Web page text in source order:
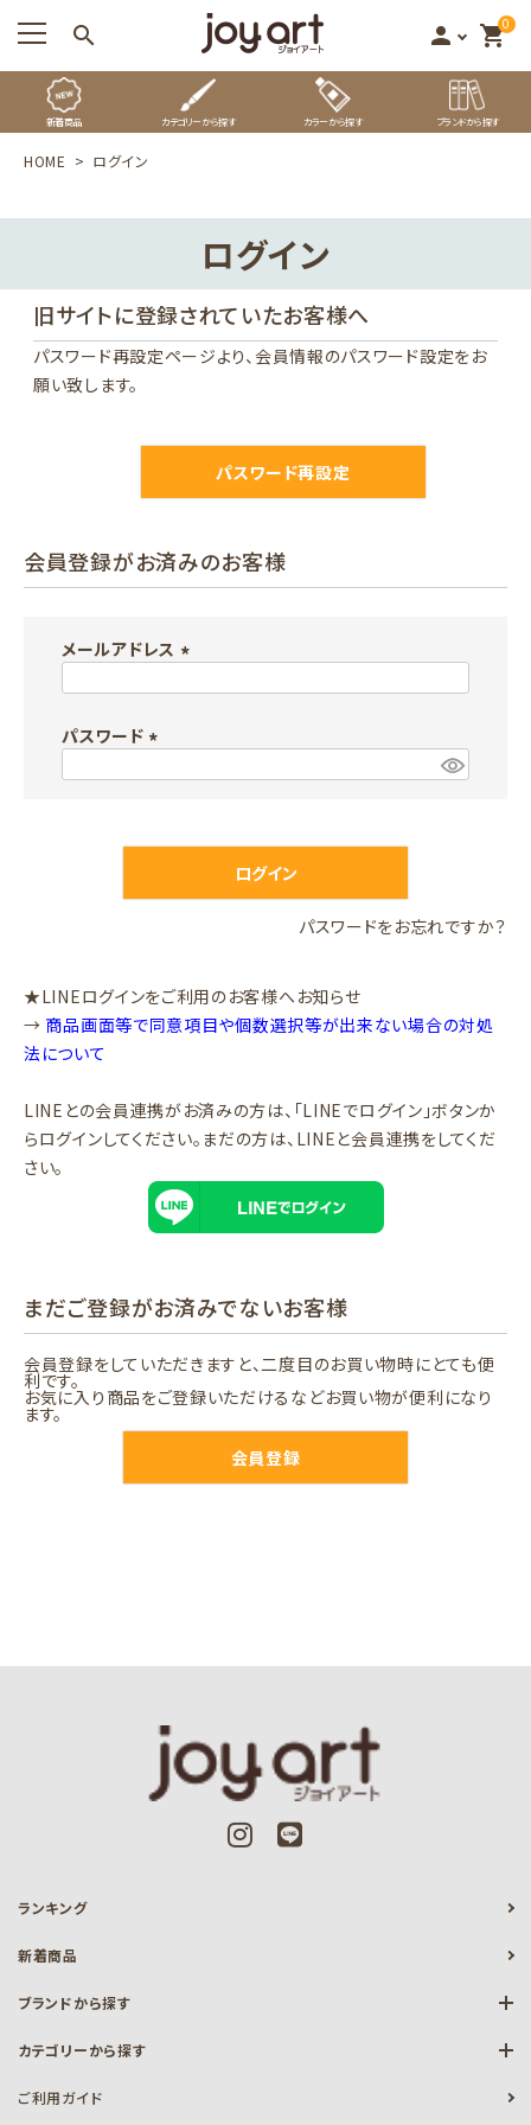
search person 0
shopping_cart
新着商品 カテゴリーから探す カラーから探す ブランドから探す
HOME ログイン
ログイン
旧サイトに登録されていたお客様へ
パスワード再設定ページより、会員情報のパスワード設定をお
願い致します。
パスワード再設定
会員登録がお済みのお客様
メールアドレス
パスワード
)
ログイン
パスワードをお忘れですか？
★LINEログインをご利用のお客様へお知らせ
→ 商品画面等で同意項目や個数選択等が出来ない場合の対処
法について
LINEとの会員連携がお済みの方は、「LINEでログイン」ボタンか
らログインしてください。まだの方は、 LINEと会員連携をしてくだ
さい。
まだご登録がお済みでないお客様
会員登録をしていただきますと、二度目のお買い物時にとても便
利です。
お気に入り商品をご登録いただけるなどお買い物が便利になり
ます。
会員登録
ランキング
新着商品
ブランドから探す
カテゴリーから探す
ご利用ガイド